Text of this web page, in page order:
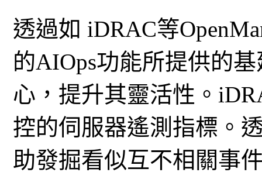
透過如 iDRAC等
的AIOps功能所提供的
心，提升其靈活性。
控的伺服器遙測指標。
助發掘看似互不相關事